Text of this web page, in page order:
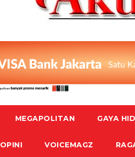
MEGAPOLITAN GAYA
OPINI VOICEMAGZ